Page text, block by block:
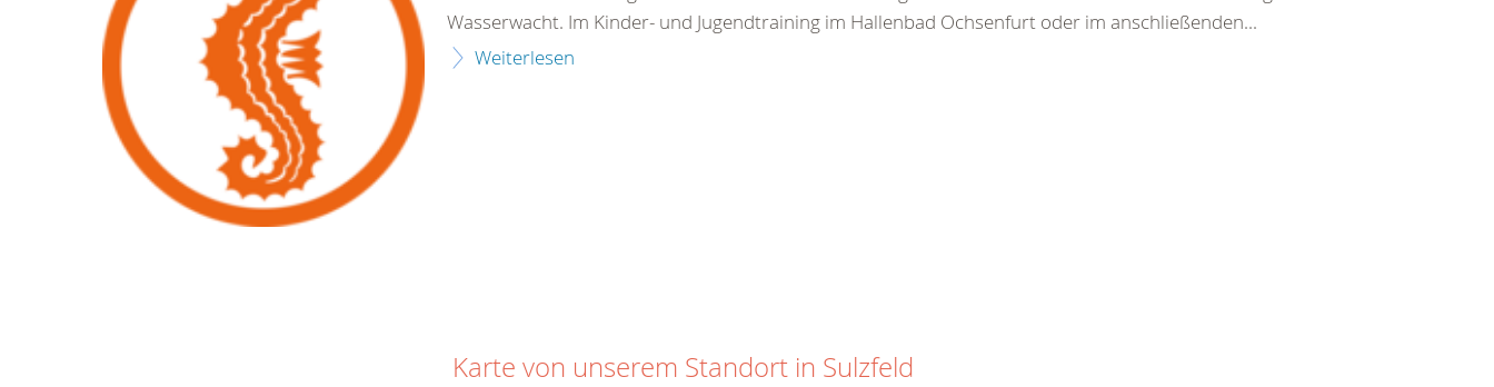
Wasserwacht. Im Kinder- und Jugendtraining im Hallenbad Ochsenfurt oder im anschließenden...
Weiterlesen
Karte von unserem Standort in Sulzfeld